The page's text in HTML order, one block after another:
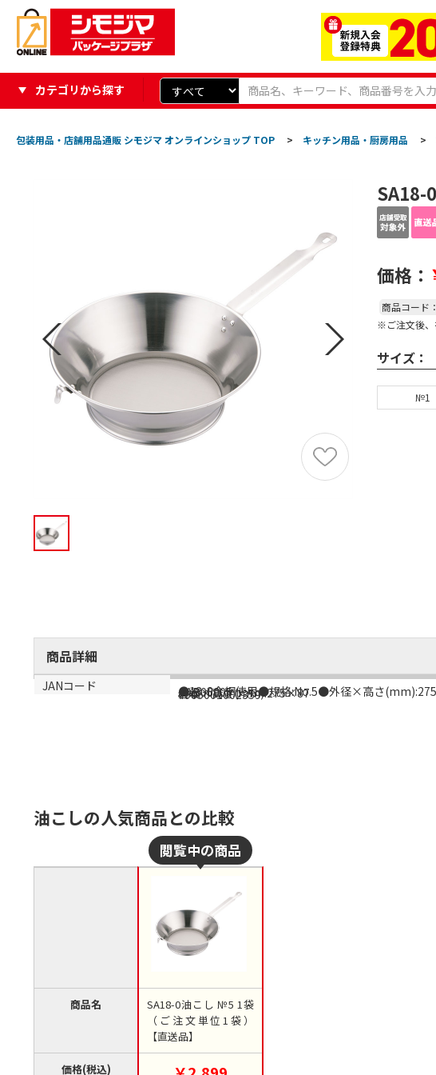
カテゴリから探す
包装用品・店舗用品通販 シモジマ オンラインショップ TOP > キッチン用品・厨房用品 >
SA18-
価格：
商品コード：
※ご注文後、
サイズ：
№1
商品詳細
商品説明
●18-8金網使用●規格:No.5●外径×高さ
メーカー品番
AAB06005
サイズ
外径×高さ(mm):275×87
生産国
日本
JANコード
4905001002359
油こしの人気商品との比較
商品名
価格(税込)
SA18-0油こし №5 1袋
（ご注文単位1袋）
【直送品】